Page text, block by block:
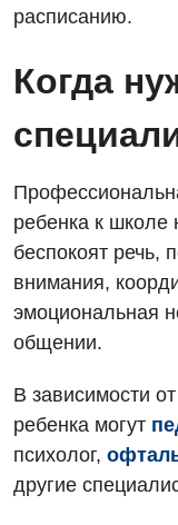
расписанию.
Когда
ребенка к школе
беспокоят речь,
внимания,
эмоциональная
общении.
В зависимости
ребенка могут
психолог,
другие